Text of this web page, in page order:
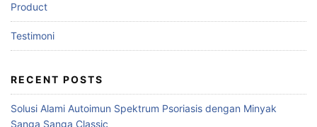
Product
Testimoni
RECENT POSTS
Solusi Alami Autoimun Spektrum Psoriasis dengan Minyak
Sanga Sanga Classic